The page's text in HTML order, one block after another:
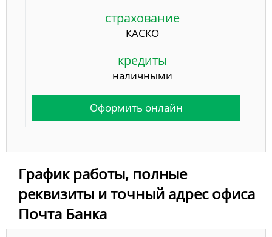
страхование
КАСКО
кредиты
наличными
Оформить онлайн
График работы, полные
реквизиты и точный адрес офиса
Почта Банка